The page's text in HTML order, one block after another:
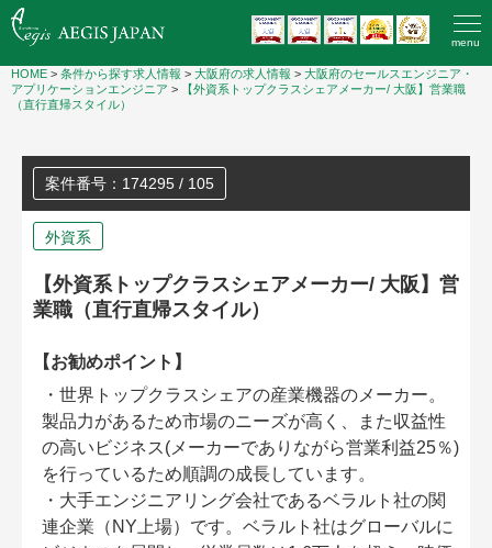
menu
HOME > 条件から探す求人情報 > 大阪府の求人情報 > 大阪府のセールスエンジニア・
アプリケーションエンジニア >
【外資系トップクラスシェアメーカー/ 大阪】営業職
（直行直帰スタイル）
案件番号：174295 / 105
外資系
【外資系トップクラスシェアメーカー/ 大阪】営
業職（直行直帰スタイル）
【お勧めポイント】
・世界トップクラスシェアの産業機器のメーカー。
製品力があるため市場のニーズが高く、また収益性
の高いビジネス(メーカーでありながら営業利益25％)
を行っているため順調の成長しています。
・大手エンジニアリング会社であるベラルト社の関
連企業（NY上場）です。ベラルト社はグローバルに